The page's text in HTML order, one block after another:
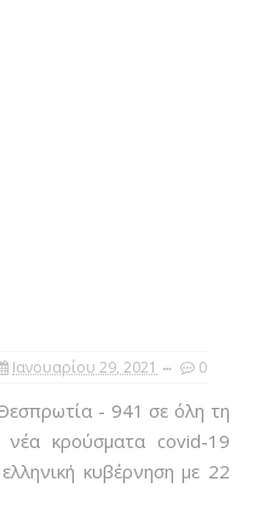
Ιανουαρίου 29, 2021 0
- 941 σε όλη τη
κρούσματα covid-19
κυβέρνηση με 22